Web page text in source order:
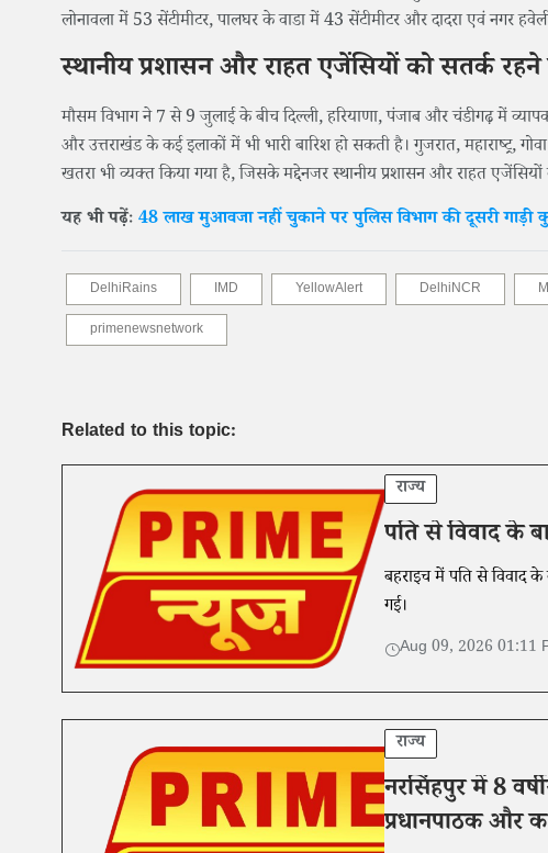
लोनावला में 53 सेंटीमीटर, पालघर के वाडा में 43 सेंटीमीटर और दादरा एवं नगर
स्थानीय प्रशासन और राहत एजेंसियों को सतर्क
मौसम विभाग ने 7 से 9 जुलाई के बीच दिल्ली, हरियाणा, पंजाब और चंडीगढ़ में
और उत्तराखंड के कई इलाकों में भी भारी बारिश हो सकती है। गुजरात, महाराष्ट्र,
खतरा भी व्यक्त किया गया है, जिसके मद्देनजर स्थानीय प्रशासन और राहत
यह भी पढ़ेंः 48 लाख मुआवजा नहीं चुकाने पर पुलिस विभाग की दूसरी गाड़ी
DelhiRains IMD YellowAlert DelhiNCR
primenewsnetwork
Related to this topic:
राज्य
पति से विवाद के
बहराइच में पति से विवाद के
गई।
Aug 09, 2026 01:11
राज्य
नरसिंहपुर में 8
प्रधानपाठक और